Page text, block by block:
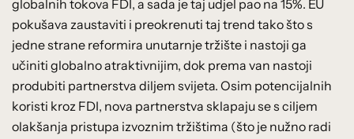
globalnih tokova FDI, a sada je taj udjel pao na 15%. EU
pokušava zaustaviti i preokrenuti taj trend tako što s
jedne strane reformira unutarnje tržište i nastoji ga
učiniti globalno atraktivnijim, dok prema van nastoji
produbiti partnerstva diljem svijeta. Osim potencijalnih
koristi kroz FDI, nova partnerstva sklapaju se s ciljem
olakšanja pristupa izvoznim tržištima (što je nužno radi